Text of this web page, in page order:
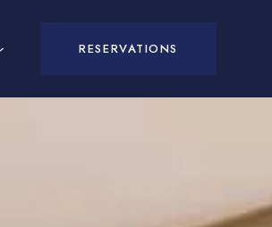
RESERVATIONS